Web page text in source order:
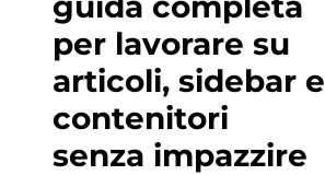
per lavorare su
articoli, sidebar e
contenitori
senza impazzire